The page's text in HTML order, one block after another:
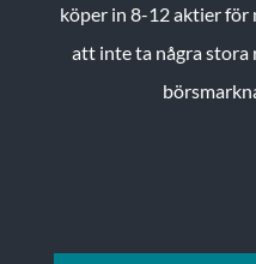
köper in 8-12 aktier för
att inte ta några stora